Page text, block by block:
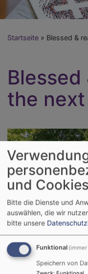
Startseite Blessed &
the
Bildrechte © Kathrin
Konfirmanden-
Gruppenbild für
aufgenommen. Dank
Rothemund MISS
und Cookies
Bitte die Dienste und
auswählen, die wir
bitte unsere
Funktional
Speichern von